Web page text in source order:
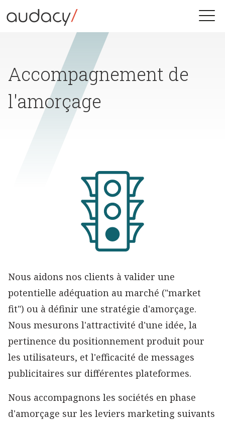
to
content
Toggle
Accompagnement de
l'amorçage
Nous aidons nos clients à valider une
potentielle adéquation au marché ("market
fit") ou à définir une stratégie d'amorçage.
Nous mesurons l'attractivité d'une idée, la
pertinence du positionnement produit pour
les utilisateurs, et l'efficacité de messages
publicitaires sur différentes plateformes.
Nous accompagnons les sociétés en phase
d'amorçage sur les leviers marketing suivants